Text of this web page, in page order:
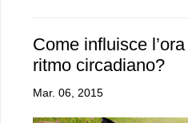
Come influisce
ritmo circadiano?
Mar. 06, 2015